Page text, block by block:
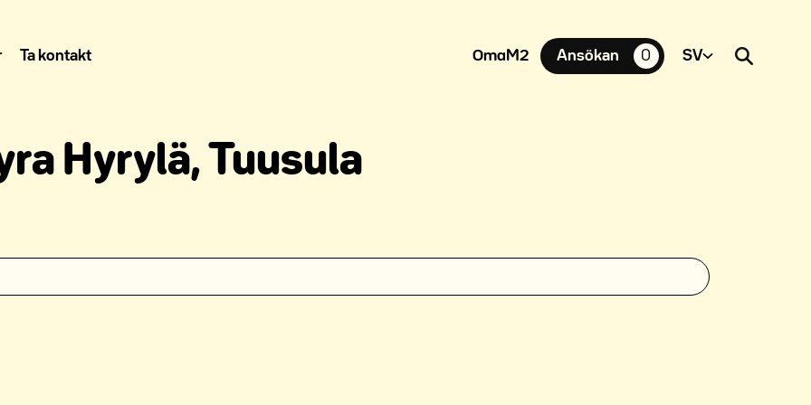
Ta kontakt OmaM2 Ansökan
suosikkiasuntoja,
0
Hyrylä, Tuusula